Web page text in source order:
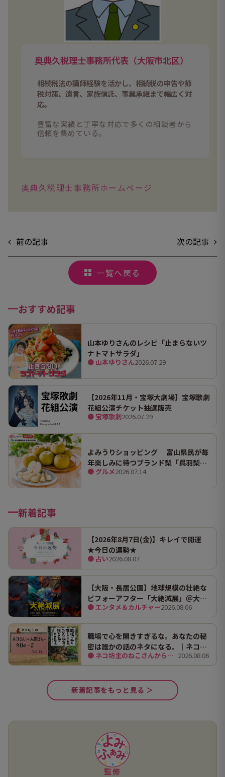
奥典久税理士事務所代表（大阪市北区）
相続税法の講師経験を活かし、相続税の申告や節
税対策、遺言、家族信託、事業承継まで幅広く対
応。
豊富な実績と丁寧な対応で多くの相談者から
信頼を集めている。
奥典久税理士事務所ホームページ
前の記事 次の記事
一覧へ戻る
おすすめ記事
山本ゆりさんのレシピ「止まらないツ
ナトマトサラダ」
● 山本ゆりさん2026.07.29
【2026年11月・宝塚大劇場】宝塚歌劇
花組公演チケット抽選販売
● 宝塚歌劇2026.07.29
よみうりショッピング 富山県民が毎
年楽しみに待つブランド梨「呉羽梨
（幸水）」限定100箱を特別販売！
● グルメ2026.07.14
新着記事
【2026年8月7日(金)】キレイで開運
★今日の運勢★
● 占い2026.08.07
【大阪・長居公園】地球規模の壮絶な
ビフォーアフター「大絶滅展」＠大阪
市立自然史博物館
● エンタメ＆カルチャー2026.08.06
職場で心を開きすぎるな。あなたの秘
密は誰かの話のネタになる。｜ネコ坊
主の今日の一言 Vol.35● ネコ坊主のねこさんから人間さんへ今日の一言 2026.08.06
新着記事をもっと見る ＞
監修